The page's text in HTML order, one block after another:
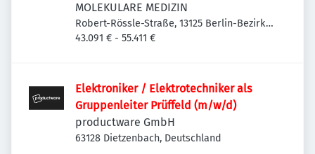
MOLEKULARE MEDIZIN
Robert-Rössle-Straße, 13125 Berlin-Bezirk
Pankow, Deutschland
43.091 € - 55.411 €
Elektroniker / Elektrotechniker als
Gruppenleiter Prüffeld (m/w/d)
productware GmbH
63128 Dietzenbach, Deutschland